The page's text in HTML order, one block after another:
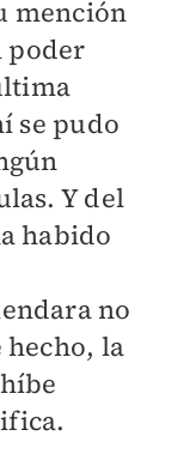
mención
poder
se pudo
Y del
habido
no
hecho, la